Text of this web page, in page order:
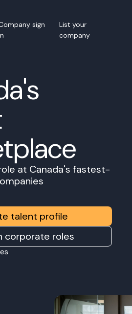
sign
List your
company
at Canada's fastest-
talent profile
corporate roles